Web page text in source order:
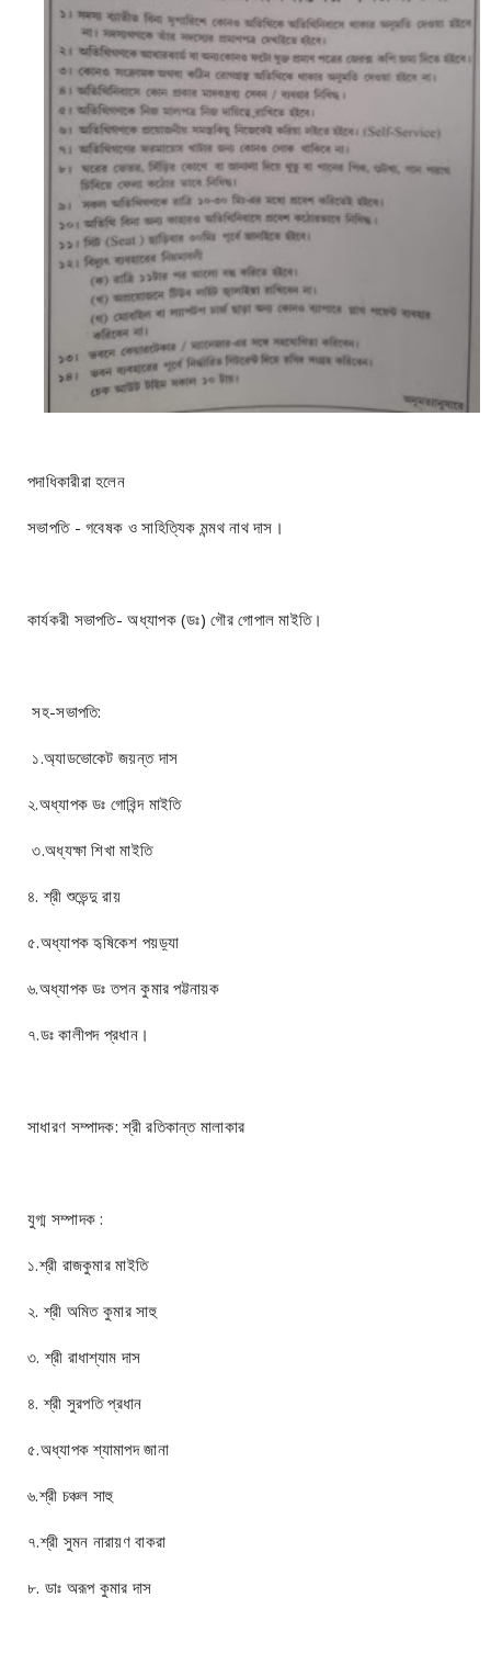
পদাধিকারীরা হলেন
সভাপতি - গবেষক ও সাহিত্যিক মন্মথ নাথ দাস।
কার্যকরী সভাপতি- অধ্যাপক (ডঃ) গৌর গোপাল মাইতি।
সহ-সভাপতি:
১.অ্যাডভোকেট জয়ন্ত দাস
২.অধ্যাপক ডঃ গোবিন্দ মাইতি
৩.অধ্যক্ষা শিখা মাইতি
৪. শ্রী শুভেন্দু রায়
৫.অধ্যাপক হৃষিকেশ পয়ড়্যা
৬.অধ্যাপক ডঃ তপন কুমার পট্টনায়ক
৭.ডঃ কালীপদ প্রধান।
সাধারণ সম্পাদক: শ্রী রতিকান্ত মালাকার
যুগ্ম সম্পাদক :
১.শ্রী রাজকুমার মাইতি
২. শ্রী অমিত কুমার সাহু
৩. শ্রী রাধাশ্যাম দাস
৪. শ্রী সুরপতি প্রধান
৫.অধ্যাপক শ্যামাপদ জানা
৬.শ্রী চঞ্চল সাহু
৭.শ্রী সুমন নারায়ণ বাকরা
৮. ডাঃ অরূপ কুমার দাস